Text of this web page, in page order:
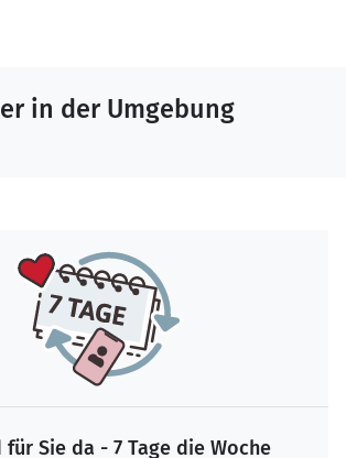
in der Umgebung
für Sie da - 7 Tage die Woche